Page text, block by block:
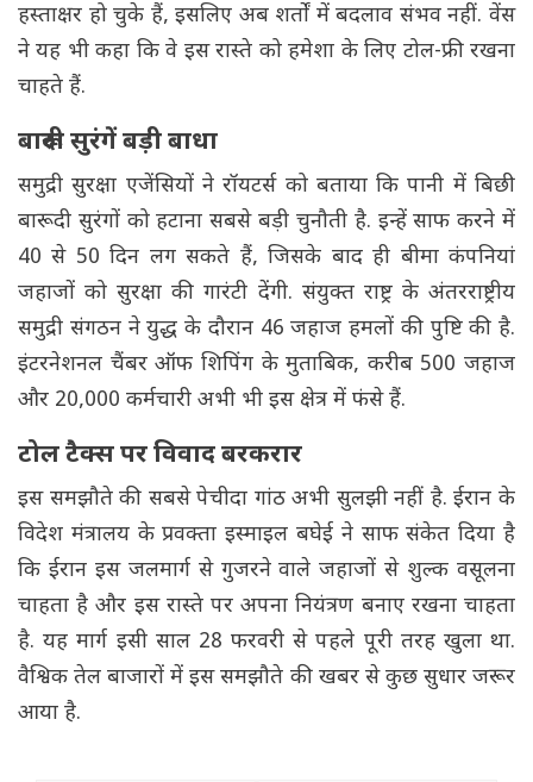
हस्ताक्षर हो चुके हैं, इसलिए अब शर्तों में बदलाव संभव नहीं. वेंस
ने यह भी कहा कि वे इस रास्ते को हमेशा के लिए टोल-फ्री रखना
चाहते हैं.
बारूदी सुरंगें बड़ी बाधा
समुद्री सुरक्षा एजेंसियों ने रॉयटर्स को बताया कि पानी में बिछी
बारूदी सुरंगों को हटाना सबसे बड़ी चुनौती है. इन्हें साफ करने में
40 से 50 दिन लग सकते हैं, जिसके बाद ही बीमा कंपनियां
जहाजों को सुरक्षा की गारंटी देंगी. संयुक्त राष्ट्र के अंतरराष्ट्रीय
समुद्री संगठन ने युद्ध के दौरान 46 जहाज हमलों की पुष्टि की है.
इंटरनेशनल चैंबर ऑफ शिपिंग के मुताबिक, करीब 500 जहाज
और 20,000 कर्मचारी अभी भी इस क्षेत्र में फंसे हैं.
टोल टैक्स पर विवाद बरकरार
इस समझौते की सबसे पेचीदा गांठ अभी सुलझी नहीं है. ईरान के
विदेश मंत्रालय के प्रवक्ता इस्माइल बघेई ने साफ संकेत दिया है
कि ईरान इस जलमार्ग से गुजरने वाले जहाजों से शुल्क वसूलना
चाहता है और इस रास्ते पर अपना नियंत्रण बनाए रखना चाहता
है. यह मार्ग इसी साल 28 फरवरी से पहले पूरी तरह खुला था.
वैश्विक तेल बाजारों में इस समझौते की खबर से कुछ सुधार जरूर
आया है.